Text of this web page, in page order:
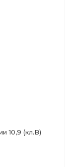
10,9 (кл.В)